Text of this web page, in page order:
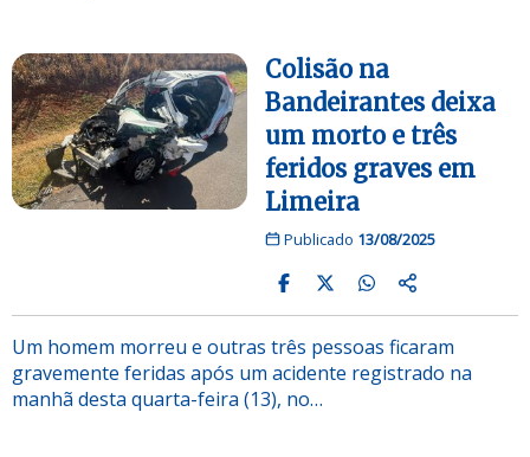
Colisão na
Bandeirantes deixa
um morto e três
feridos graves em
Limeira
Publicado 13/08/2025
Um homem morreu e outras três pessoas ficaram
gravemente feridas após um acidente registrado na
manhã desta quarta-feira (13), no…